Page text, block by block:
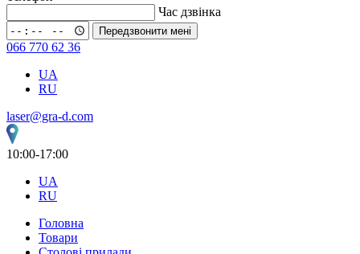
Час дзвінка
Передзвонити мені
066 770 62 36
UA
RU
laser@gra-d.com
10:00-17:00
UA
RU
Головна
Товари